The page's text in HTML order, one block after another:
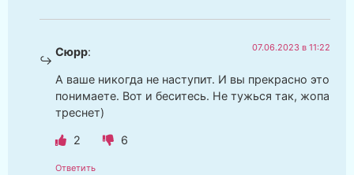
Сюрр: 07.06.2023 в 11:22
А ваше никогда не наступит. И вы прекрасно это
понимаете. Вот и беситесь. Не тужься так, жопа
треснет)
2 6
Ответить